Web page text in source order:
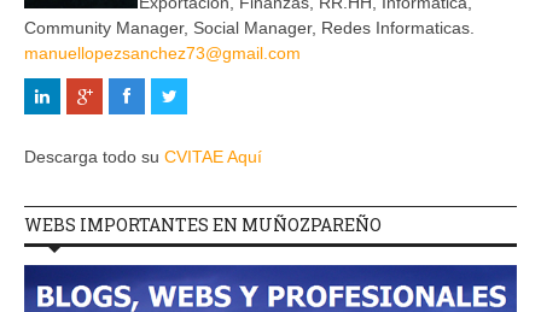
Community Manager, Social Manager, Redes Informaticas.
manuellopezsanchez73@gmail.com
Descarga todo su CVITAE Aquí
WEBS IMPORTANTES EN MUÑOZPAREÑO